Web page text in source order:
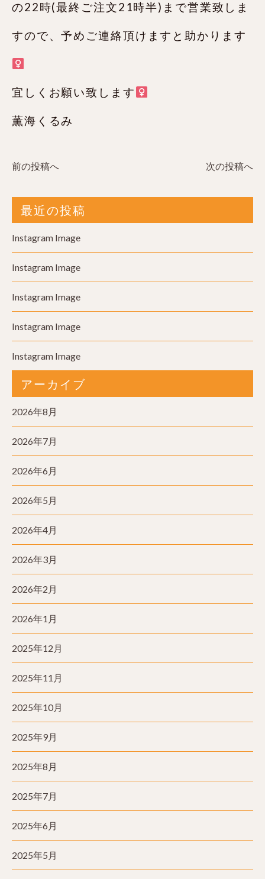
の22時(最終ご注文21時半)まで営業致しま
すので、予めご連絡頂けますと助かります‍
宜しくお願い致します‍
薫海くるみ
前の投稿へ 次の投稿へ
最近の投稿
Instagram Image
Instagram Image
Instagram Image
Instagram Image
Instagram Image
アーカイブ
2026年8月
2026年7月
2026年6月
2026年5月
2026年4月
2026年3月
2026年2月
2026年1月
2025年12月
2025年11月
2025年10月
2025年9月
2025年8月
2025年7月
2025年6月
2025年5月